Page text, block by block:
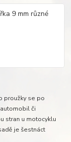
proužky se po
či
stran u motocyklu
je šestnáct